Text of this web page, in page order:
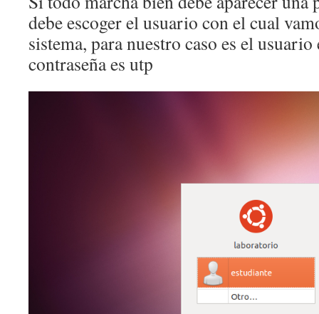
debe escoger el usuario con el cual
sistema, para nuestro caso es el
contraseña es utp